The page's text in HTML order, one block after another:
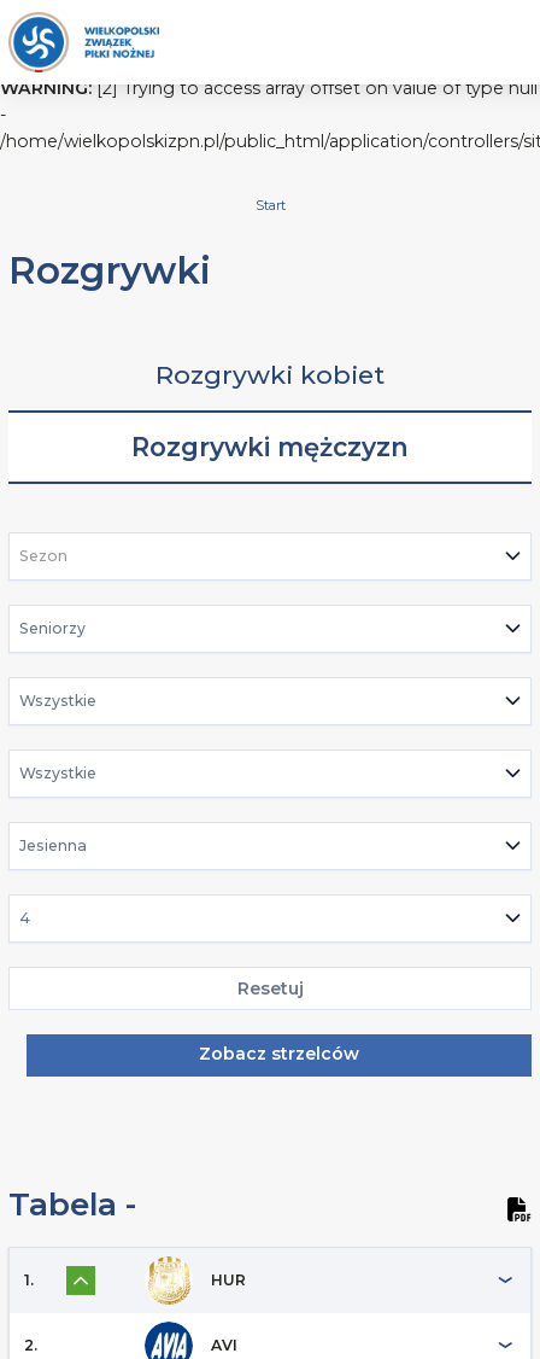
WARNING:[2] Trying to access array offset on value of type null
-
/home/wielkopolskizpn.pl/public_html/application/controllers/
Start
Rozgrywki
Rozgrywki kobiet
Rozgrywki mężczyzn
Sezon
Seniorzy
Wszystkie
Wszystkie
Jesienna
4
Resetuj
Zobacz strzelców
Tabela -
1. HUR
2. AVI